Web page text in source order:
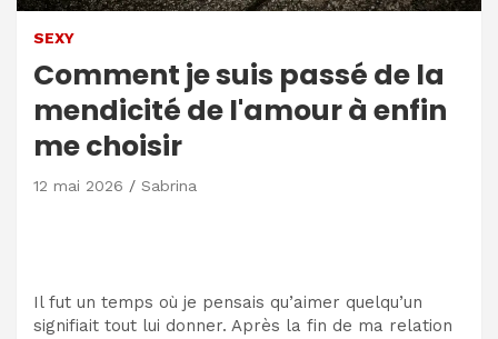
SEXY
Comment je suis passé de la
mendicité de l'amour à enfin
me choisir
12 mai 2026 Sabrina
Il fut un temps où je pensais qu’aimer quelqu’un
signifiait tout lui donner. Après la fin de ma relation